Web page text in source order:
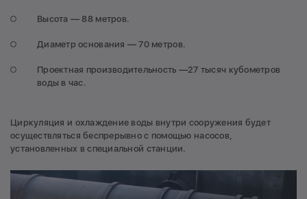
Высота — 88 метров.
Диаметр основания — 70 метров.
Проектная производительность —27 тысяч кубометров
воды в час.
Циркуляция и охлаждение воды внутри сооружения будет
осуществляться беспрерывно с помощью насосов,
установленных в специальной станции.